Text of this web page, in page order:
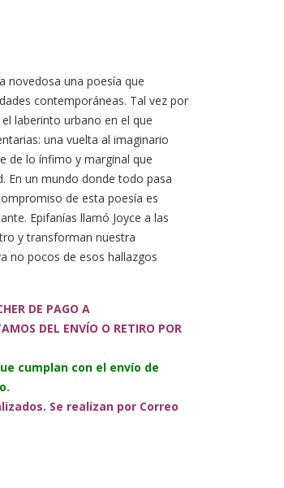
novedosa una poesía que
contemporáneas. Tal vez por
laberinto urbano en el que
una vuelta al imaginario
de lo ínfimo y marginal que
En un mundo donde todo pasa
de esta poesía es
Epifanías llamó Joyce a las
y transforman nuestra
no pocos de esos hallazgos
DE PAGO A
DEL ENVÍO O RETIRO POR
cumplan con el envío de
Se realizan por Correo